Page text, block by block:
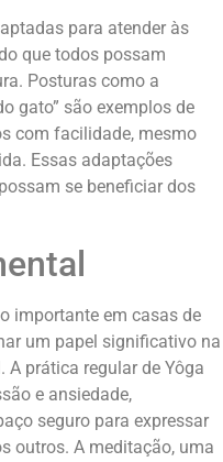
para atender às
que todos possam
Posturas como a
gato” são exemplos de
com facilidade, mesmo
Essas adaptações
se beneficiar dos
importante em casas de
um papel significativo na
prática regular de Yôga
e ansiedade,
seguro para expressar
outros. A meditação, uma